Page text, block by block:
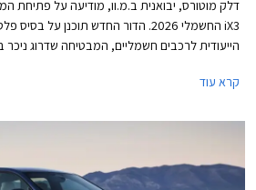
דלק מוטורס, יבואנית ב.מ.וו, מודיעה על פתיחת
הייעודית לרכבים חשמליים, המבטיחה שדרוג ניכר
קרא עוד